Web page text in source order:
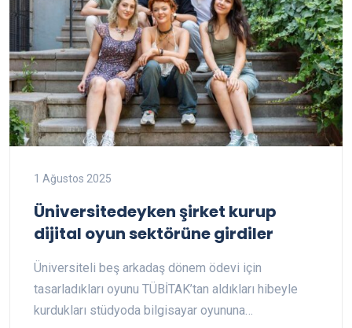
1 Ağustos 2025
Üniversitedeyken şirket kurup
dijital oyun sektörüne girdiler
Üniversiteli beş arkadaş dönem ödevi için
tasarladıkları oyunu TÜBİTAK’tan aldıkları hibeyle
kurdukları stüdyoda bilgisayar oyununa…